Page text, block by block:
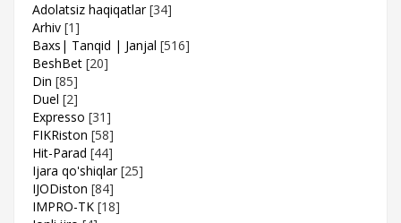
Adolatsiz haqiqatlar [34]
Arhiv [1]
Baxs| Tanqid | Janjal [516]
BeshBet [20]
Din [85]
Duel [2]
Expresso [31]
FIKRiston [58]
Hit-Parad [44]
Ijara qo'shiqlar [25]
IJODiston [84]
IMPRO-TK [18]